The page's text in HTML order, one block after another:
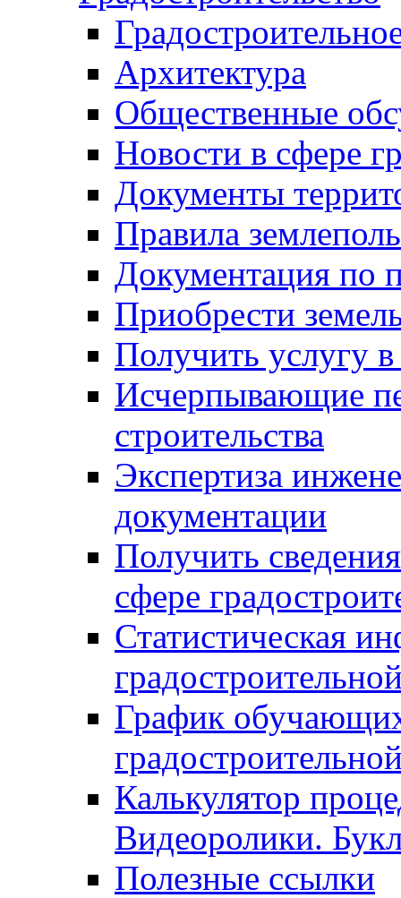
Архитектура
Общественные
Новости в сфере
Документы
Правила
Документация по
Приобрести
Получить услугу в
Исчерпывающие
строительства
Экспертиза
документации
Получить
сфере
Статистическая
График
Калькулятор
Видеоролики.
Полезные ссылки